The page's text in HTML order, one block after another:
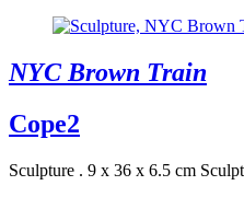
NYC Brown Train
Cope2
Sculpture . 9 x 36 x 6.5 cm